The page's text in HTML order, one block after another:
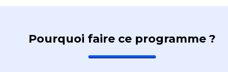
Pourquoi faire ce programme ?